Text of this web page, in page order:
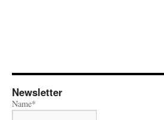
Newsletter
Name*